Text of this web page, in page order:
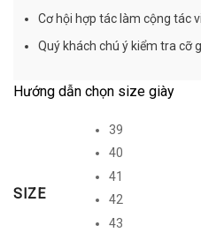
Cơ hội hợp tác làm cộng tác
Quý khách chú ý kiểm tra cỡ
Hướng dẫn chọn size giày
SIZE
39
40
41
42
43